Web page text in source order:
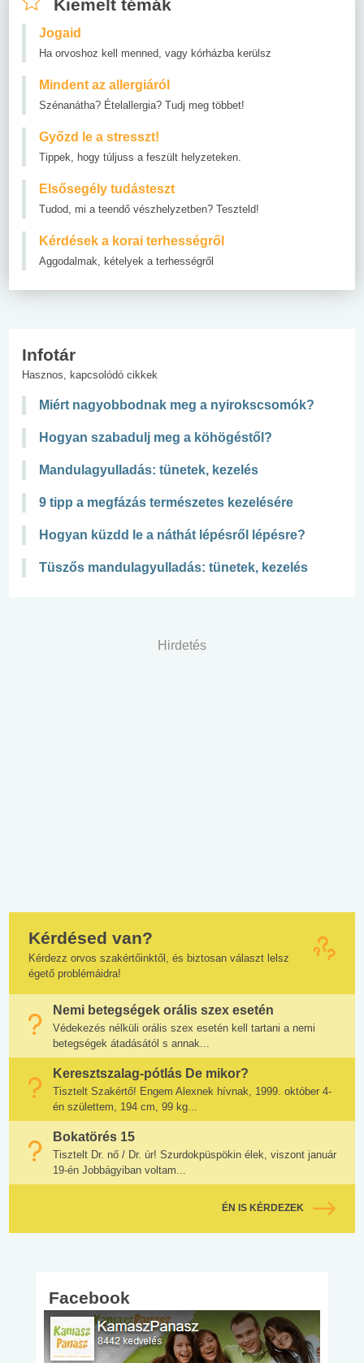
Kiemelt témák
Jogaid
Ha orvoshoz kell menned, vagy kórházba kerülsz
Mindent az allergiáról
Szénanátha? Ételallergia? Tudj meg többet!
Győzd le a stresszt!
Tippek, hogy túljuss a feszült helyzeteken.
Elsősegély tudásteszt
Tudod, mi a teendő vészhelyzetben? Teszteld!
Kérdések a korai terhességről
Aggodalmak, kételyek a terhességről
Infotár
Hasznos, kapcsolódó cikkek
Miért nagyobbodnak meg a nyirokscsomók?
Hogyan szabadulj meg a köhögéstől?
Mandulagyulladás: tünetek, kezelés
9 tipp a megfázás természetes kezelésére
Hogyan küzdd le a náthát lépésről lépésre?
Tüszős mandulagyulladás: tünetek, kezelés
Hirdetés
Kérdésed van?
Kérdezz orvos szakértőinktől, és biztosan választ lelsz
égető problémáidra!
Nemi betegségek orális szex esetén
Védekezés nélküli orális szex esetén kell tartani a nemi
betegségek átadásától s annak...
Keresztszalag-pótlás De mikor?
Tisztelt Szakértő! Engem Alexnek hívnak, 1999. október 4-
én születtem, 194 cm, 99 kg...
Bokatörés 15
Tisztelt Dr. nő / Dr. úr! Szurdokpüspökin élek, viszont január
19-én Jobbágyiban voltam...
ÉN IS KÉRDEZEK
Facebook